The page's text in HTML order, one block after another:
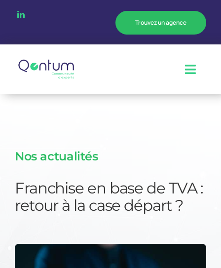
Trouvez un agence
Notre entreprise
Votre métier
Nos actualités
Nos actualités
Franchise en base de TVA :
retour à la case départ ?